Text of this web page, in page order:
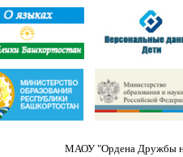
МАОУ "Ордена Дружбы